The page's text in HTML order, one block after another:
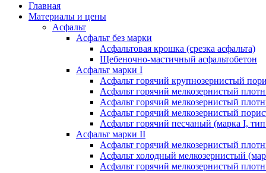
Главная
Материалы и цены
Асфальт
Асфальт без марки
Асфальтовая крошка (срезка асфальта)
Щебеночно-мастичный асфальтобетон
Асфальт марки I
Асфальт горячий крупнозернистый
Асфальт горячий мелкозернистый
Асфальт горячий мелкозернистый
Асфальт горячий мелкозернистый
Асфальт горячий песчаный (марка I,
Асфальт марки II
Асфальт горячий мелкозернистый
Асфальт холодный мелкозернистый
Асфальт горячий мелкозернистый